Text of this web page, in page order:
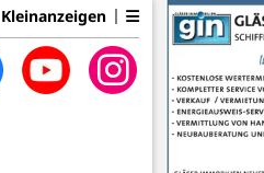
Kleinanzeigen